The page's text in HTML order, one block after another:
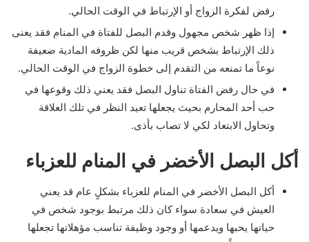
رفض لفكرة الزواج أو الإرتباط في الوقت الحالي.
إذا ظهر شخص مجهول وقدم البصل للفتاة في المنام فقد يعنى
ذلك الإرتباط بشخص قريب منها لكن ظروفه المادية ضعيفة
نوعاً ما تمنعه من التقدم إلى خطوة الزواج في الوقت الحالي.
في حال رفض الفتاة تناول البصل فقد يعني ذلك وقوعها في
حب أحد المحارم بحيث يجعلها تعيد النظر في تلك العلاقة
وتحاول الابتعاد لكي لا تصاب بأذى.
أكل البصل الأخضر في المنام للعزباء
أكل البصل الأخضر في المنام للعزباء بشكلٍ عام قد يعني
العيش في سعادة سواء كان ذلك مرتبط بوجود شخص في
حياتها يحبها ويدعمها أو وجود وظيفة تناسب مؤهلاتها تجعلها